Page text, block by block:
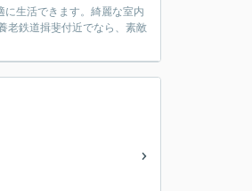
生活できます。綺麗な室内
老鉄道揖斐付近でなら、素敵